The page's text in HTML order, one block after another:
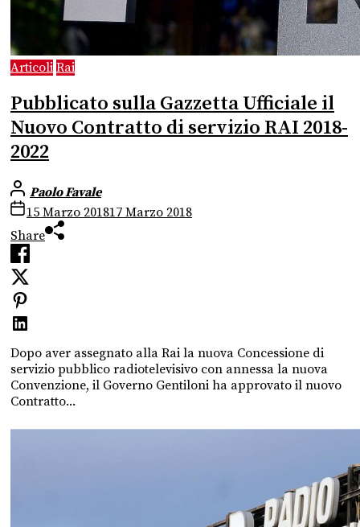
Articoli Rai
Pubblicato sulla Gazzetta Ufficiale il
Nuovo Contratto di servizio RAI 2018-
2022
Paolo Favale
15 Marzo 201817 Marzo 2018
Share
Dopo aver assegnato alla Rai la nuova Concessione di
servizio pubblico radiotelevisivo con annessa la nuova
Convenzione, il Governo Gentiloni ha approvato il nuovo
Contratto...